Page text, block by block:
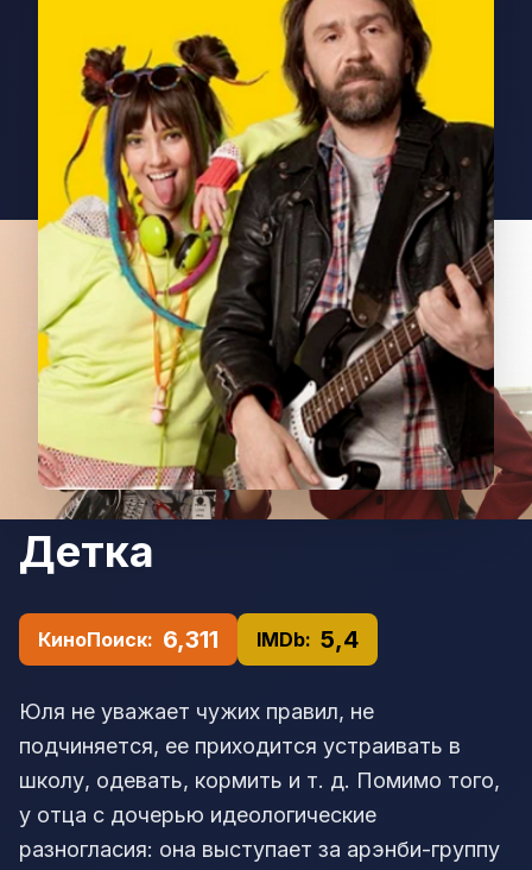
Детка
КиноПоиск: 6,311 IMDb: 5,4
Юля не уважает чужих правил, не
подчиняется, ее приходится устраивать в
школу, одевать, кормить и т. д. Помимо того,
у отца с дочерью идеологические
разногласия: она выступает за арэнби-группу